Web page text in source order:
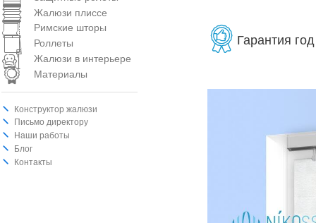
Жалюзи плиссе
Римские шторы
Роллеты
Жалюзи в интерьере
Материалы
Конструктор жалюзи
Письмо директору
Наши работы
Блог
Контакты
Гарантия год